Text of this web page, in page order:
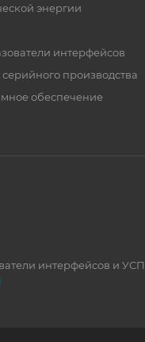
энергии
интерфейсов
серийного производства
обеспечение
интерфейсов и